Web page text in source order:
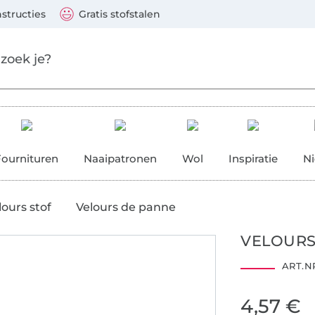
Gratis stofstalen
Naaipatronen Wol Inspiratie
stof Velours de panne
4,57 €
Mastercard, PayPal, iDeal, Vooruitbetaling via